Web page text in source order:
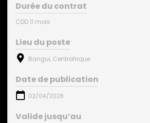
Durée du contrat
CDD 11 mois
Lieu du poste
Bangui, Centrafrique
Date de publication
02/04/2026
Valide jusqu’au